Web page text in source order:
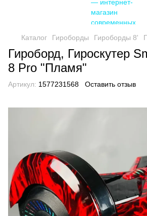
Каталог Гироборды Гироборды 8'
Гироборд, Гироскутер
8 Pro "Пламя"
Артикул: 1577231568 Оставить отзыв